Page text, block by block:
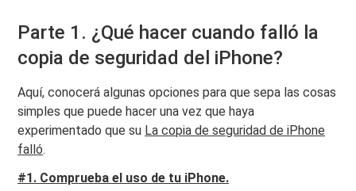
Parte 1. ¿Qué hacer cuando falló la
copia de seguridad del iPhone?
Aquí, conocerá algunas opciones para que sepa las cosas
simples que puede hacer una vez que haya
experimentado que su La copia de seguridad de iPhone
falló.
#1. Comprueba el uso de tu iPhone.